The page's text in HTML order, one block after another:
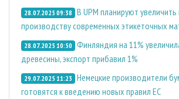
28.07.2025 09:38 В UPM планируют
производству современных этикеточных
28.07.2025 10:50 Финляндия на 11%
древесины, экспорт прибавил 1%
29.07.2025 11:23 Немецкие производители
готовятся к введению новых правил ЕС